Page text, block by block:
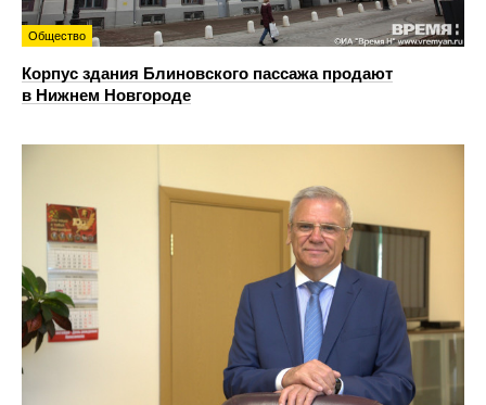
Общество
Корпус здания Блиновского пассажа продают
в Нижнем Новгороде